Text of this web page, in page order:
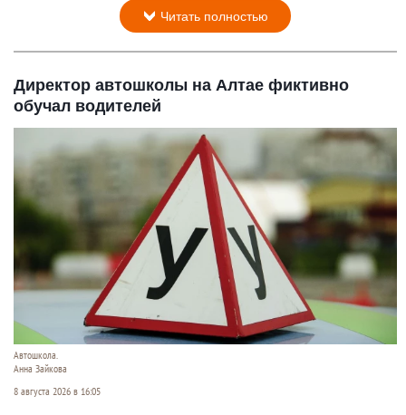
Читать полностью
Директор автошколы на Алтае фиктивно
обучал водителей
Автошкола.
Анна Зайкова
8 августа 2026 в 16:05